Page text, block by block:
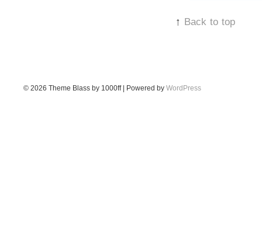
↑ Back to top
© 2026 Theme Blass by 1000ff | Powered by WordPress